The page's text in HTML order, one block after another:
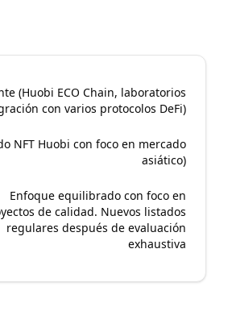
(Huobi ECO Chain, laboratorios
con varios protocolos DeFi)
NFT Huobi con foco en mercado
asiático)
Enfoque equilibrado con foco en
de calidad. Nuevos listados
regulares después de evaluación
exhaustiva